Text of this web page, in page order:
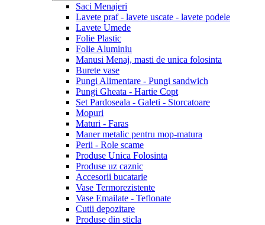
Saci Menajeri
Lavete praf - lavete uscate - lavete podele
Lavete Umede
Folie Plastic
Folie Aluminiu
Manusi Menaj, masti de unica folosinta
Burete vase
Pungi Alimentare - Pungi sandwich
Pungi Gheata - Hartie Copt
Set Pardoseala - Galeti - Storcatoare
Mopuri
Maturi - Faras
Maner metalic pentru mop-matura
Perii - Role scame
Produse Unica Folosinta
Produse uz caznic
Accesorii bucatarie
Vase Termorezistente
Vase Emailate - Teflonate
Cutii depozitare
Produse din sticla